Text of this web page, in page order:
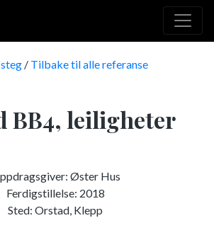
/ Tilbake til alle referanse
BB4, leiligheter
Øster Hus
Ferdigstillelse: 2018
Sted: Orstad, Klepp